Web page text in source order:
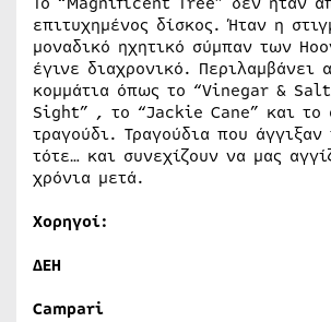
επιτυχημένος δίσκος. Ήταν η
μοναδικό ηχητικό σύμπαν των
έγινε διαχρονικό. Περιλαμβάνει
κομμάτια όπως το “Vinegar &
Sight” , το “Jackie Cane” και το
τραγούδι. Τραγούδια που άγγιξαν
τότε… και συνεχίζουν να μας
χρόνια μετά.
Χορηγοί:
ΔΕΗ
Campari